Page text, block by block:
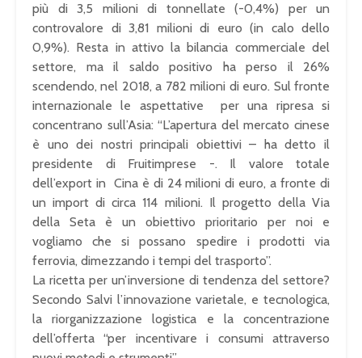
più di 3,5 milioni di tonnellate (-0,4%) per un
controvalore di 3,81 milioni di euro (in calo dello
0,9%). Resta in attivo la bilancia commerciale del
settore, ma il saldo positivo ha perso il 26%
scendendo, nel 2018, a 782 milioni di euro. Sul fronte
internazionale le aspettative per una ripresa si
concentrano sull’Asia: “L’apertura del mercato cinese
è uno dei nostri principali obiettivi – ha detto il
presidente di Fruitimprese -. Il valore totale
dell’export in Cina è di 24 milioni di euro, a fronte di
un import di circa 114 milioni. Il progetto della Via
della Seta è un obiettivo prioritario per noi e
vogliamo che si possano spedire i prodotti via
ferrovia, dimezzando i tempi del trasporto”.
La ricetta per un’inversione di tendenza del settore?
Secondo Salvi l’innovazione varietale, e tecnologica,
la riorganizzazione logistica e la concentrazione
dell’offerta “per incentivare i consumi attraverso